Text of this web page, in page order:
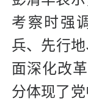
考察时强
兵、先行
面深化改
分体现了